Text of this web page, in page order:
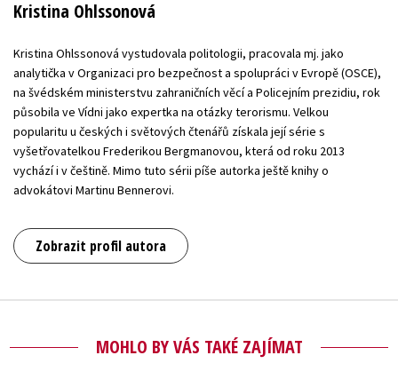
Kristina Ohlssonová
Kristina Ohlssonová vystudovala politologii, pracovala mj. jako
analytička v Organizaci pro bezpečnost a spolupráci v Evropě (OSCE),
na švédském ministerstvu zahraničních věcí a Policejním prezidiu, rok
působila ve Vídni jako expertka na otázky terorismu. Velkou
popularitu u českých i světových čtenářů získala její série s
vyšetřovatelkou Frederikou Bergmanovou, která od roku 2013
vychází i v češtině. Mimo tuto sérii píše autorka ještě knihy o
advokátovi Martinu Bennerovi.
Zobrazit profil autora
MOHLO BY VÁS TAKÉ ZAJÍMAT